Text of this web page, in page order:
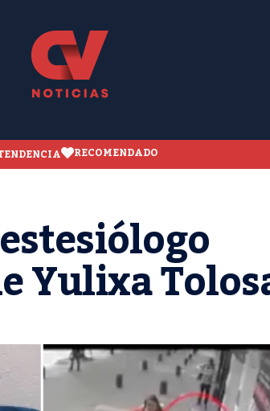
RECOMENDADO
Yulixa